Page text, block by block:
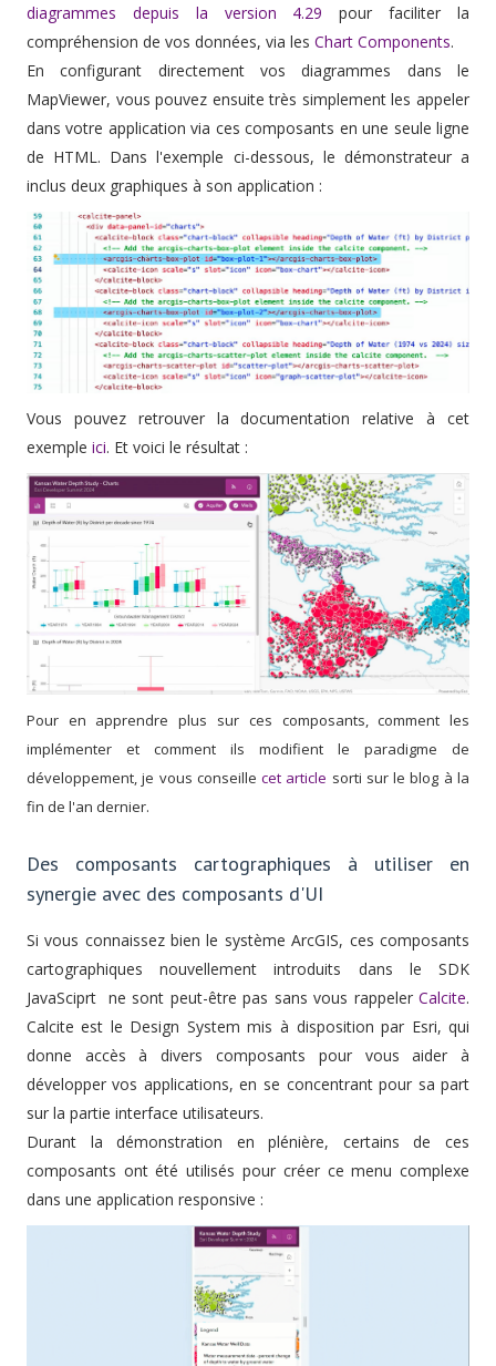
diagrammes depuis la version 4.29 pour faciliter la
compréhension de vos données, via les Chart Components.
En configurant directement vos diagrammes dans le
MapViewer, vous pouvez ensuite très simplement les appeler
dans votre application via ces composants en une seule ligne
de HTML. Dans l'exemple ci-dessous, le démonstrateur a
inclus deux graphiques à son application :
Vous pouvez retrouver la documentation relative à cet
exemple ici. Et voici le résultat :
Pour en apprendre plus sur ces composants, comment les
implémenter et comment ils modifient le paradigme de
développement, je vous conseillecet article sorti sur le blog à la
fin de l'an dernier.
Des composants cartographiques à utiliser en
synergie avec des composants d'UI
Si vous connaissez bien le système ArcGIS, ces composants
cartographiques nouvellement introduits dans le SDK
JavaSciprt ne sont peut-être pas sans vous rappelerCalcite.
Calcite est le Design System mis à disposition par Esri, qui
donne accès à divers composants pour vous aider à
développer vos applications, en se concentrant pour sa part
sur la partie interface utilisateurs.
Durant la démonstration en plénière, certains de ces
composants ont été utilisés pour créer ce menu complexe
dans une application responsive :